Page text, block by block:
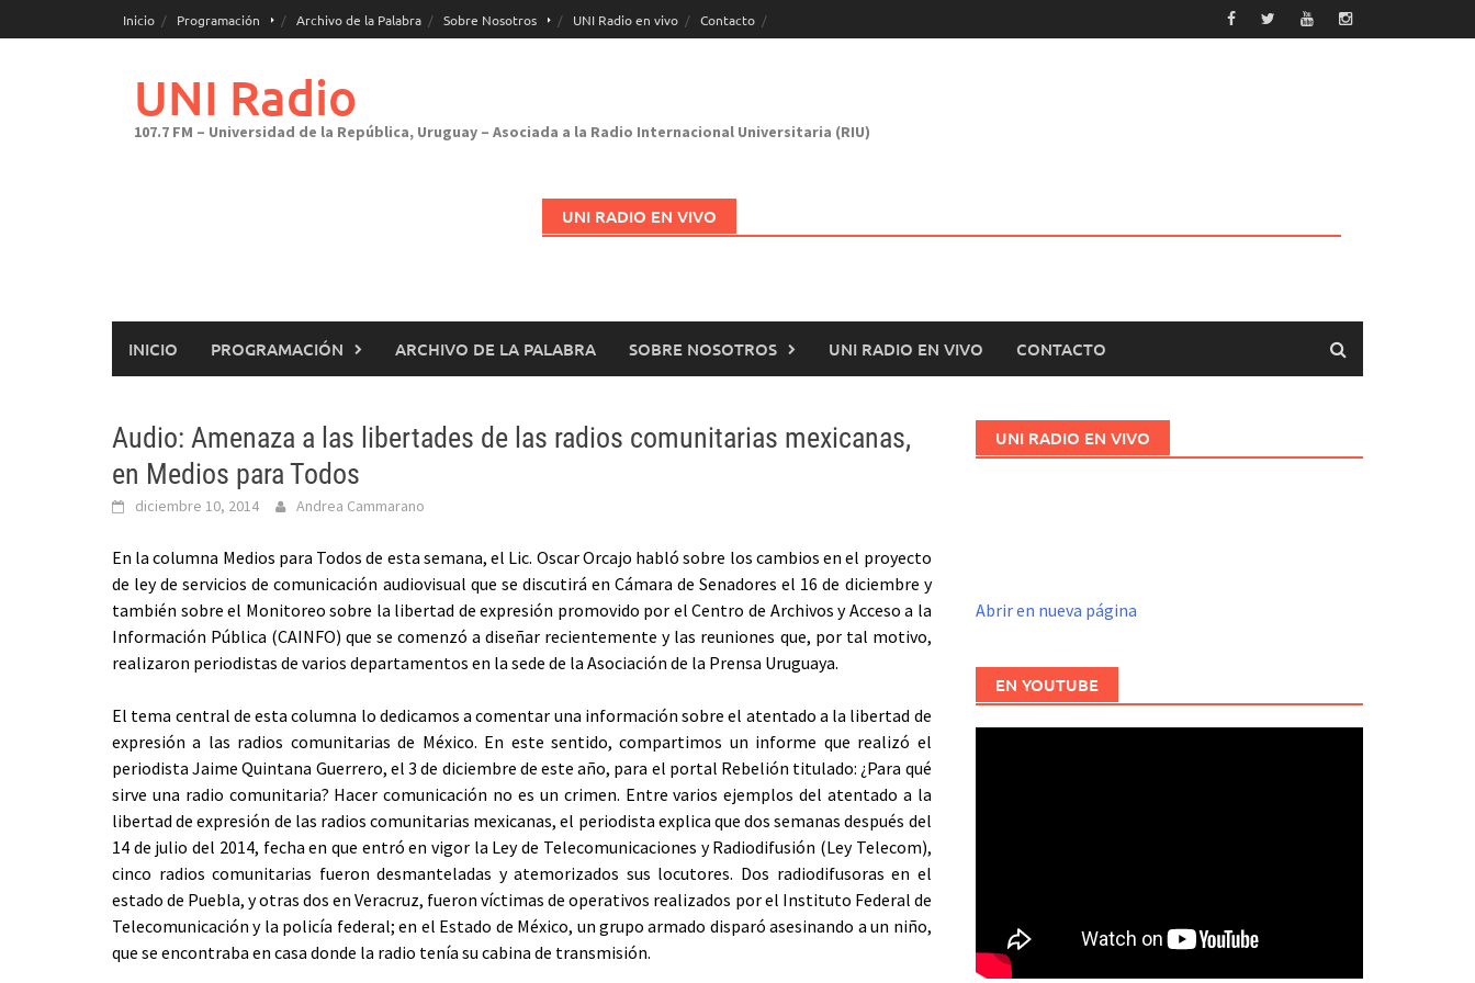
al
Inicio Programación Archivo de la Palabra Sobre Nosotros UNI Radio en vivo Contacto
UNI Radio
107.7 FM – Universidad de la República, Uruguay – Asociada a la Radio Internacional Universitaria (RIU)
UNI RADIO EN VIVO
INICIO PROGRAMACIÓN ARCHIVO DE LA PALABRA SOBRE NOSOTROS UNI RADIO EN VIVO CONTACTO
Audio: Amenaza a las libertades de las radios comunitarias mexicanas,
en Medios para Todos
diciembre 10, 2014 Andrea Cammarano
En la columna Medios para Todos de esta semana, el Lic. Oscar Orcajo habló sobre los cambios en el proyecto
de ley de servicios de comunicación audiovisual que se discutirá en Cámara de Senadores el 16 de diciembre y
también sobre el Monitoreo sobre la libertad de expresión promovido por el Centro de Archivos y Acceso a la
Información Pública (CAINFO) que se comenzó a diseñar recientemente y las reuniones que, por tal motivo,
realizaron periodistas de varios departamentos en la sede de la Asociación de la Prensa Uruguaya.
El tema central de esta columna lo dedicamos a comentar una información sobre el atentado a la libertad de
expresión a las radios comunitarias de México. En este sentido, compartimos un informe que realizó el
periodista Jaime Quintana Guerrero, el 3 de diciembre de este año, para el portal Rebelión titulado: ¿Para qué
sirve una radio comunitaria? Hacer comunicación no es un crimen. Entre varios ejemplos del atentado a la
libertad de expresión de las radios comunitarias mexicanas, el periodista explica que dos semanas después del
14 de julio del 2014, fecha en que entró en vigor la Ley de Telecomunicaciones y Radiodifusión (Ley Telecom),
cinco radios comunitarias fueron desmanteladas y atemorizados sus locutores. Dos radiodifusoras en el
estado de Puebla, y otras dos en Veracruz, fueron víctimas de operativos realizados por el Instituto Federal de
Telecomunicación y la policía federal; en el Estado de México, un grupo armado disparó asesinando a un niño,
que se encontraba en casa donde la radio tenía su cabina de transmisión.
UNI RADIO EN VIVO
Abrir en nueva página
EN YOUTUBE